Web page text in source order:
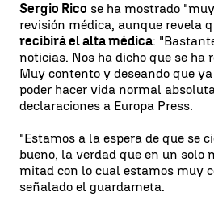
Sergio Rico se ha mostrado
revisión médica, aunque revela
recibirá el alta médica:
noticias. Nos ha dicho que se ha
Muy contento y deseando que
poder hacer vida normal
declaraciones a Europa Press.
"Estamos a la espera de que se
bueno, la verdad que en un solo
mitad con lo cual estamos muy
señalado el guardameta.